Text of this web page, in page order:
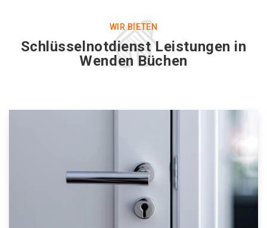
WIR BIETEN
Schlüsselnotdienst Leistungen in
Wenden Büchen